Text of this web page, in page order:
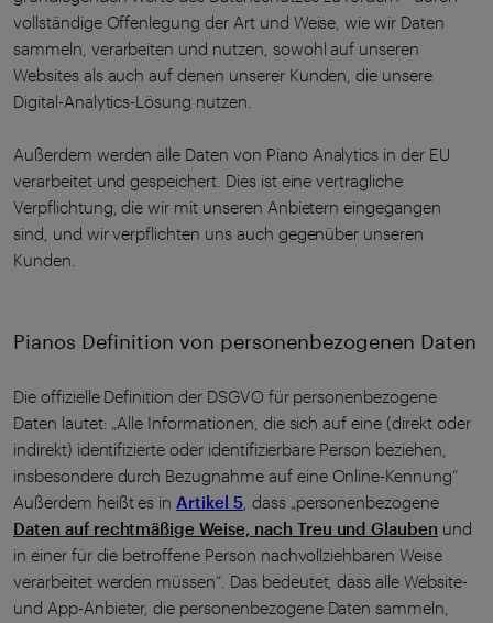
vollständige Offenlegung der Art und Weise, wie wir Daten
sammeln, verarbeiten und nutzen, sowohl auf unseren
Websites als auch auf denen unserer Kunden, die unsere
Digital-Analytics-Lösung nutzen.
Außerdem werden alle Daten von Piano Analytics in der EU
verarbeitet und gespeichert. Dies ist eine vertragliche
Verpflichtung, die wir mit unseren Anbietern eingegangen
sind, und wir verpflichten uns auch gegenüber unseren
Kunden.
Pianos Definition von personenbezogenen Daten
Die offizielle Definition der DSGVO für personenbezogene
Daten lautet: „Alle Informationen, die sich auf eine (direkt oder
indirekt) identifizierte oder identifizierbare Person beziehen,
insbesondere durch Bezugnahme auf eine Online-Kennung“
Außerdem heißt es in Artikel 5, dass „personenbezogene
Daten auf rechtmäßige Weise, nach Treu und Glauben und
in einer für die betroffene Person nachvollziehbaren Weise
verarbeitet werden müssen“. Das bedeutet, dass alle Website-
und App-Anbieter, die personenbezogene Daten sammeln,